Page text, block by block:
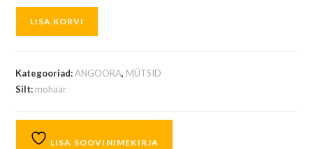
LISA KORVI
Kategooriad:ANGOORA, MÜTSID
Silt: mohäär
LISA SOOVINIMEKIRJA